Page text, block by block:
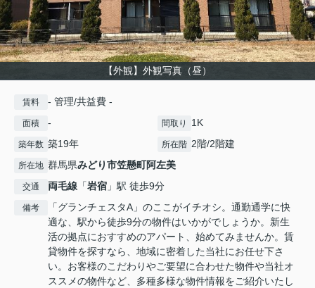
【外観】外観写真（昼）
賃料 - 管理/共益費 -
面積 - 間取り 1K
築年数 築19年 所在階 2階/2階建
所在地 群馬県みどり市笠懸町阿左美
交通 両毛線 「岩宿 」駅 徒歩9分
備考
「グランチェスタA」のここがイチオシ。通勤通学に快
適な、駅から徒歩9分の物件はいかがでしょうか。新生
活の拠点におすすめのアパート、始めてみませんか。賃
貸物件を探すなら、地域に密着した当社にお任せ下さ
い。お客様のこだわりやご要望に合わせた物件や当社オ
ススメの物件など、多種多様な物件情報をご紹介いたし